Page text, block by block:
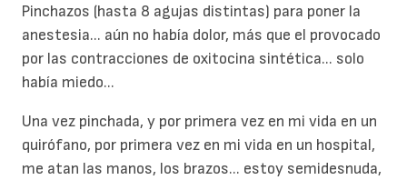
Pinchazos (hasta 8 agujas distintas) para poner la
anestesia... aún no había dolor, más que el provocado
por las contracciones de oxitocina sintética... solo
había miedo...
Una vez pinchada, y por primera vez en mi vida en un
quirófano, por primera vez en mi vida en un hospital,
me atan las manos, los brazos... estoy semidesnuda,